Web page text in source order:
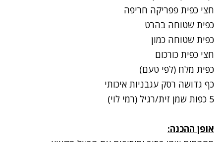
חצי כפית פפריקה חריפה
כפית שטוחה בהרט
כפית שטוחה כמון
חצי כפית כורכום
כפית מלח (לפי טעם)
כף גדושה רסק עגבניות איכותי
5 כפות שמן זית/רגיל (רמי לוי)
אופן ההכנה: